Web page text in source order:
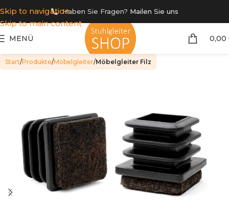
Skip to navigation
Skip to main content
Haben Sie Fragen? Mailen Sie uns
MENÜ 0,00
Start Produkte Möbelgleiter Möbelgleiter Filz